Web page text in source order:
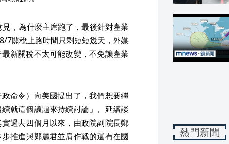
，為什麼主席跑了，最後針對產業
7關稅上路時間只剩短短幾天，外媒
新關稅不太可能改變，不免讓產業
命令）向美國提出了，我們想要繼
就這個議題來持續討論」。延續談
過去四個月以來，由政院副院長鄭
推進與鄭麗君並肩作戰的還有在國
熱門新聞